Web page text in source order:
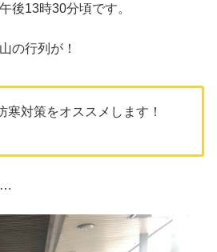
後13時30分頃です。
の行列が！
寒対策をオススメします！
…